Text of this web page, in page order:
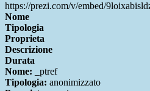
https://prezi.com/v/embed/
Nome
Tipologia
Proprieta
Descrizione
Durata
Nome: _ptref
Tipologia: anonimizzato